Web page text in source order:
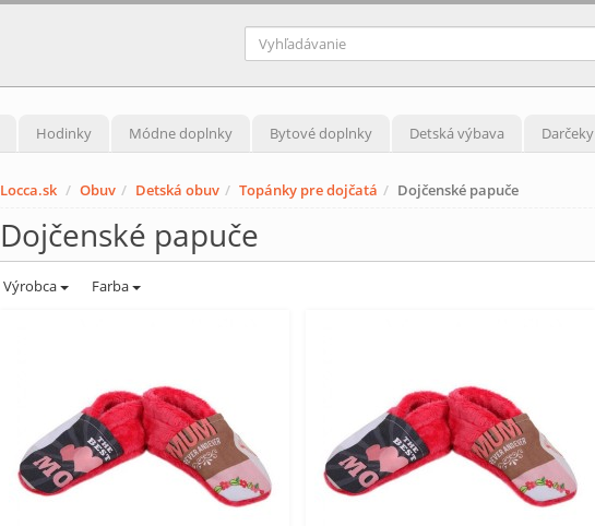
Hodinky Módne doplnky Bytové doplnky Detská výbava Darčeky
Locca.sk Obuv Detská obuv Topánky pre dojčatá Dojčenské papuče
Dojčenské papuče
Výrobca Farba